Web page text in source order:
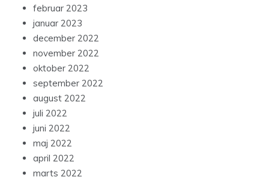
februar 2023
januar 2023
december 2022
november 2022
oktober 2022
september 2022
august 2022
juli 2022
juni 2022
maj 2022
april 2022
marts 2022